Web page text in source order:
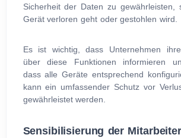
Sicherheit der Daten zu gewährleisten,
Gerät verloren geht oder gestohlen wird.
Es ist wichtig, dass Unternehmen
über diese Funktionen informieren
dass alle Geräte entsprechend
kann ein umfassender Schutz vor
gewährleistet werden.
Sensibilisierung der Mitarbeiter